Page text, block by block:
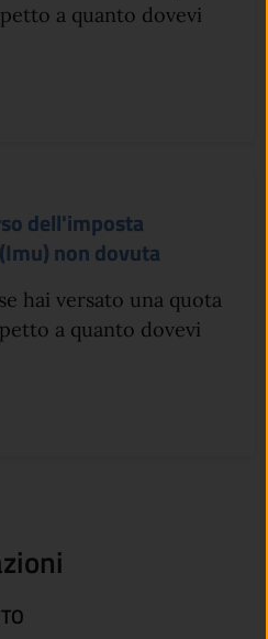
a quanto dovevi
dell'imposta
non dovuta
hai versato una quota
a quanto dovevi